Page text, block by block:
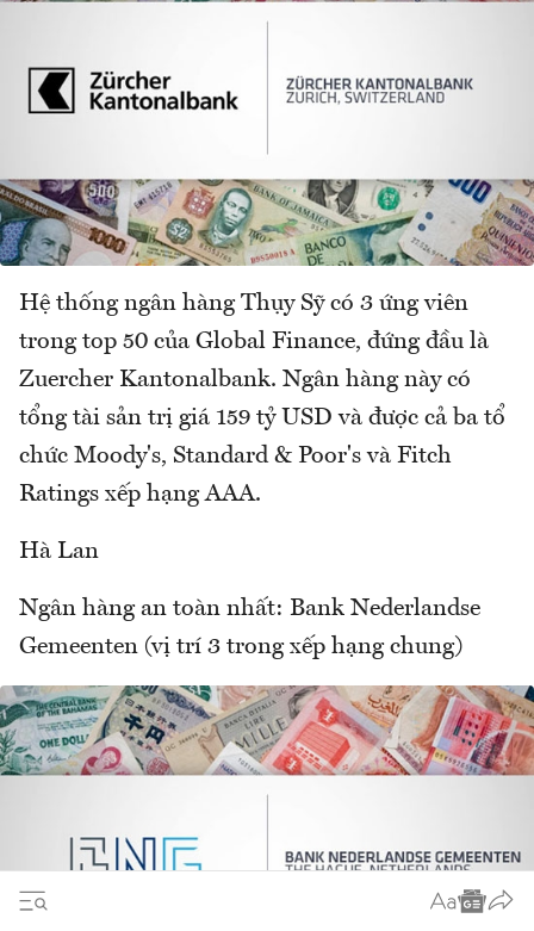
Hệ thống ngân hàng Thụy Sỹ có 3 ứng viên
trong top 50 của Global Finance, đứng đầu là
Zuercher Kantonalbank. Ngân hàng này có
tổng tài sản trị giá 159 tỷ USD và được cả ba tổ
chức Moody's, Standard & Poor's và Fitch
Ratings xếp hạng AAA.
Hà Lan
Ngân hàng an toàn nhất: Bank Nederlandse
Gemeenten (vị trí 3 trong xếp hạng chung)